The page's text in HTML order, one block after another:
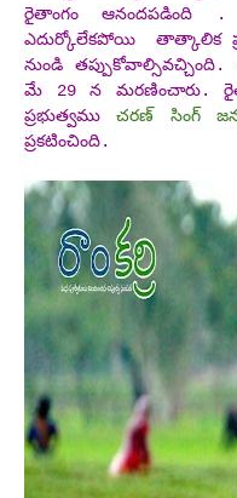
రైతాంగం
ఎదుర్కోలేకపోయి తాత్కాలిక
నుండి
మే 29 న మరణించారు.
ప్రభుత్వముచరణ్ సింగ్
ప్రకటించింది.